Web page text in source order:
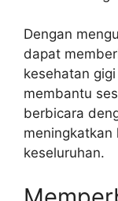
Dengan
dapat
kesehatan
membantu
berbicara
meningkatkan
keseluruhan.